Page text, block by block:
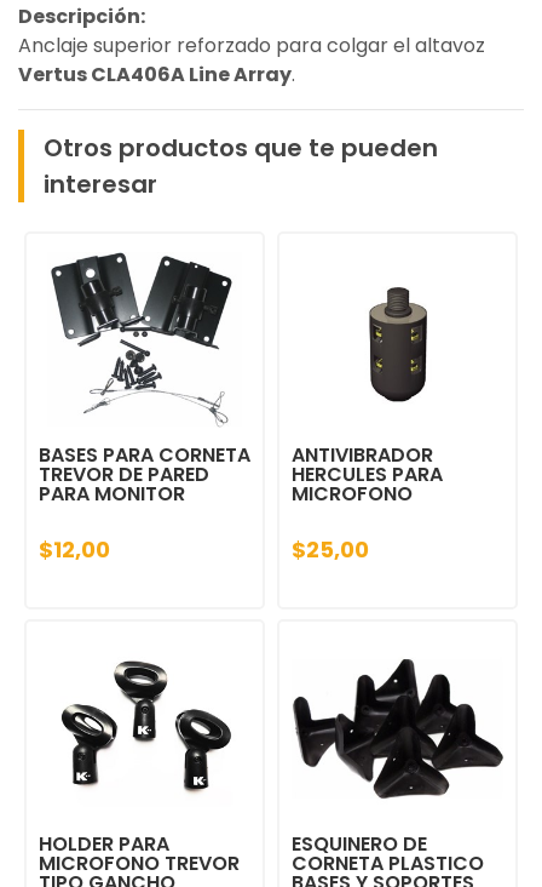
Descripción:
Anclaje superior reforzado para colgar el altavoz
Vertus CLA406A Line Array.
Otros productos que te pueden
interesar
BASES PARA CORNETA
TREVOR DE PARED
PARA MONITOR
$12,00
ANTIVIBRADOR
HERCULES PARA
MICROFONO
$25,00
HOLDER PARA
MICROFONO TREVOR
ESQUINERO DE
CORNETA PLASTICO